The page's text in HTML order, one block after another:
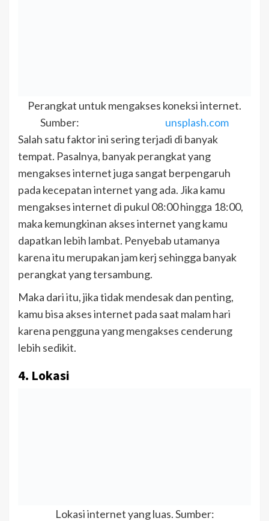
Perangkat untuk mengakses koneksi internet.
Sumber:
unsplash.com
Salah satu faktor ini sering terjadi di banyak
tempat. Pasalnya, banyak perangkat yang
mengakses internet juga sangat berpengaruh
pada kecepatan internet yang ada. Jika kamu
mengakses internet di pukul 08:00 hingga 18:00,
maka kemungkinan akses internet yang kamu
dapatkan lebih lambat. Penyebab utamanya
karena itu merupakan jam kerj sehingga banyak
perangkat yang tersambung.
Maka dari itu, jika tidak mendesak dan penting,
kamu bisa akses internet pada saat malam hari
karena pengguna yang mengakses cenderung
lebih sedikit.
4. Lokasi
Lokasi internet yang luas. Sumber: